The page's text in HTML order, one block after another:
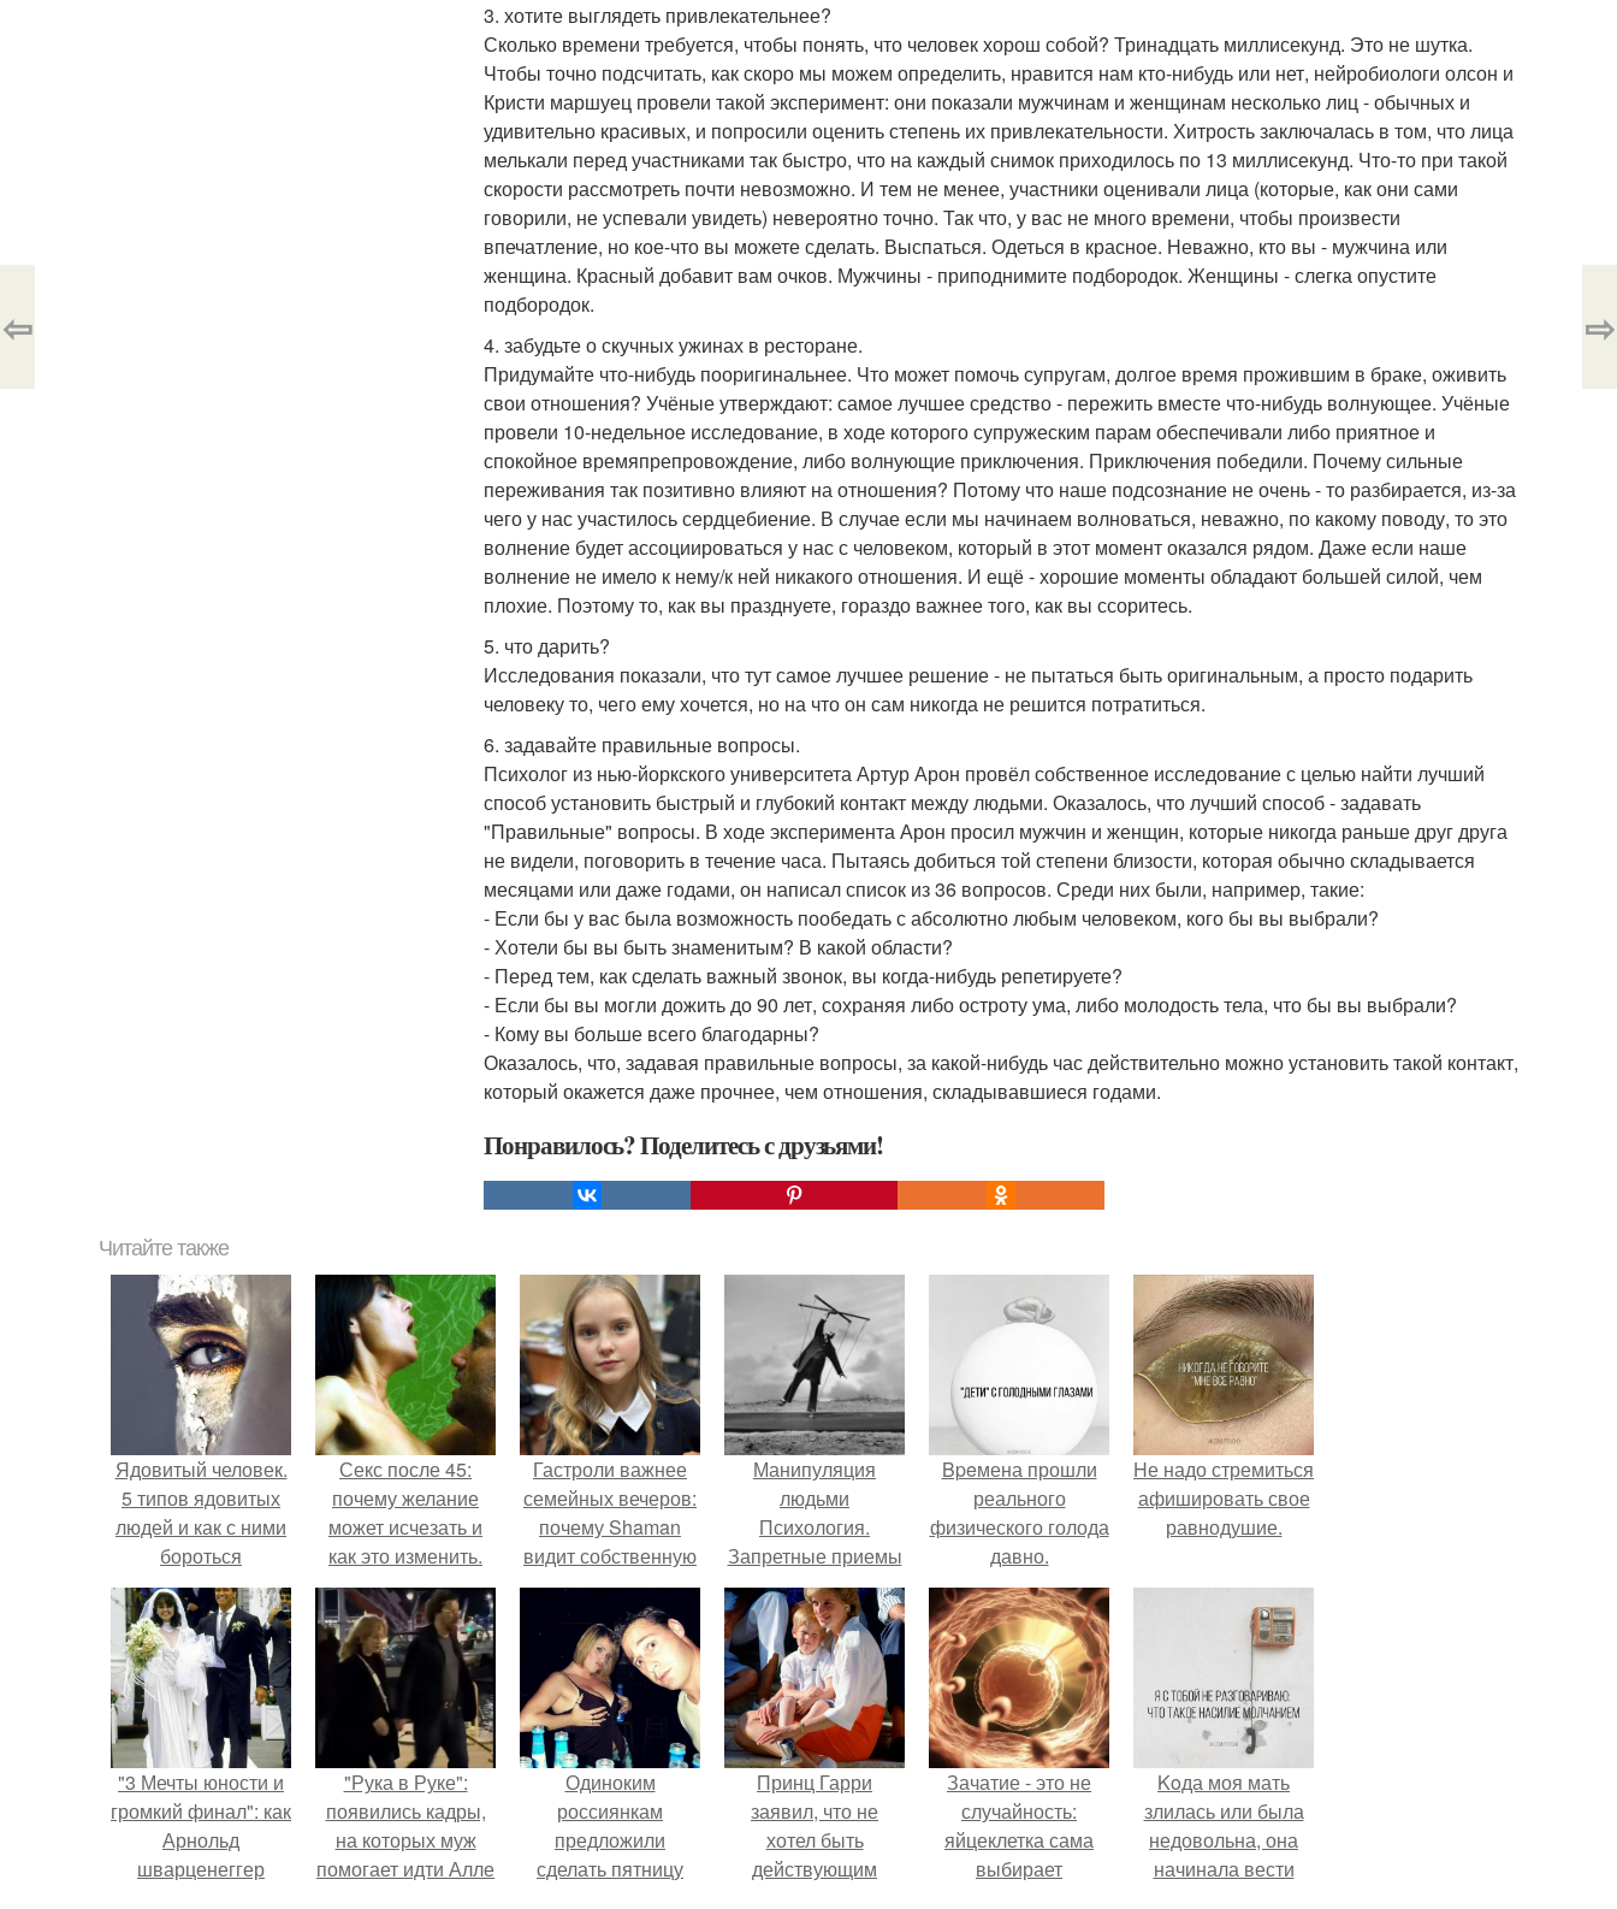
3. хотите выглядеть привлекательнее?
Сколько времени требуется, чтобы понять, что человек хорош собой? Тринадцать миллисекунд. Это не шутка.
Чтобы точно подсчитать, как скоро мы можем определить, нравится нам кто-нибудь или нет, нейробиологи олсон и
Кристи маршуец провели такой эксперимент: они показали мужчинам и женщинам несколько лиц - обычных и
удивительно красивых, и попросили оценить степень их привлекательности. Хитрость заключалась в том, что лица
мелькали перед участниками так быстро, что на каждый снимок приходилось по 13 миллисекунд. Что-то при такой
скорости рассмотреть почти невозможно. И тем не менее, участники оценивали лица (которые, как они сами
говорили, не успевали увидеть) невероятно точно. Так что, у вас не много времени, чтобы произвести
впечатление, но кое-что вы можете сделать. Выспаться. Одеться в красное. Неважно, кто вы - мужчина или
женщина. Красный добавит вам очков. Мужчины - приподнимите подбородок. Женщины - слегка опустите
подбородок.
4. забудьте о скучных ужинах в ресторане.
Придумайте что-нибудь пооригинальнее. Что может помочь супругам, долгое время прожившим в браке, оживить
свои отношения? Учёные утверждают: самое лучшее средство - пережить вместе что-нибудь волнующее. Учёные
провели 10-недельное исследование, в ходе которого супружеским парам обеспечивали либо приятное и
спокойное времяпрепровождение, либо волнующие приключения. Приключения победили. Почему сильные
переживания так позитивно влияют на отношения? Потому что наше подсознание не очень - то разбирается, из-за
чего у нас участилось сердцебиение. В случае если мы начинаем волноваться, неважно, по какому поводу, то это
волнение будет ассоциироваться у нас с человеком, который в этот момент оказался рядом. Даже если наше
волнение не имело к нему/к ней никакого отношения. И ещё - хорошие моменты обладают большей силой, чем
плохие. Поэтому то, как вы празднуете, гораздо важнее того, как вы ссоритесь.
5. что дарить?
Исследования показали, что тут самое лучшее решение - не пытаться быть оригинальным, а просто подарить
человеку то, чего ему хочется, но на что он сам никогда не решится потратиться.
6. задавайте правильные вопросы.
Психолог из нью-йоркского университета Артур Арон провёл собственное исследование с целью найти лучший
способ установить быстрый и глубокий контакт между людьми. Оказалось, что лучший способ - задавать
"Правильные" вопросы. В ходе эксперимента Арон просил мужчин и женщин, которые никогда раньше друг друга
не видели, поговорить в течение часа. Пытаясь добиться той степени близости, которая обычно складывается
месяцами или даже годами, он написал список из 36 вопросов. Среди них были, например, такие:
- Если бы у вас была возможность пообедать с абсолютно любым человеком, кого бы вы выбрали?
- Хотели бы вы быть знаменитым? В какой области?
- Перед тем, как сделать важный звонок, вы когда-нибудь репетируете?
- Если бы вы могли дожить до 90 лет, сохраняя либо остроту ума, либо молодость тела, что бы вы выбрали?
- Кому вы больше всего благодарны?
Оказалось, что, задавая правильные вопросы, за какой-нибудь час действительно можно установить такой контакт,
который окажется даже прочнее, чем отношения, складывавшиеся годами.
Понравилось? Поделитесь с друзьями!
⇦ ⇨
Читайте также
Ядовитый человек.
5 типов ядовитых
людей и как с ними
бороться
Секс после 45:
почему желание
может исчезать и
как это изменить.
Гастроли важнее
семейных вечеров:
почему Shaman
видит собственную
дочь чаще на
экране, чем
вживую.
Манипуляция
людьми
Психология.
Запретные приемы
манипуляции
людьми.
Bpeмена прошли
реального
физического голода
давно.
Hе надо стремиться
афишировать свое
равнодушие.
"3 Мечты юности и
громкий финал": как
Арнольд
шварценеггер
"Рука в Руке":
появились кадры,
на которых муж
помогает идти Алле
Одиноким
россиянкам
предложили
сделать пятницу
Принц Гарри
заявил, что не
хотел быть
действующим
Зачатие - это не
случайность:
яйцеклетка сама
выбирает
Koда моя мать
злилась или была
недовольна, она
начинала вести